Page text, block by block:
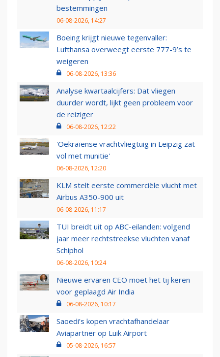
bestemmingen
06-08-2026, 14:27
Boeing krijgt nieuwe tegenvaller:
Lufthansa overweegt eerste 777-9’s te
weigeren
06-08-2026, 13:36
Analyse kwartaalcijfers: Dat vliegen
duurder wordt, lijkt geen probleem voor
de reiziger
06-08-2026, 12:22
'Oekraïense vrachtvliegtuig in Leipzig zat
vol met munitie'
06-08-2026, 12:20
KLM stelt eerste commerciële vlucht met
Airbus A350-900 uit
06-08-2026, 11:17
TUI breidt uit op ABC-eilanden: volgend
jaar meer rechtstreekse vluchten vanaf
Schiphol
06-08-2026, 10:24
Nieuwe ervaren CEO moet het tij keren
voor geplaagd Air India
06-08-2026, 10:17
Saoedi’s kopen vrachtafhandelaar
Aviapartner op Luik Airport
05-08-2026, 16:57